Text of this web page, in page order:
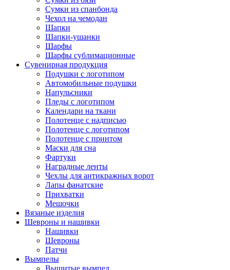
Сумки из спанбонда
Чехол на чемодан
Шапки
Шапки-ушанки
Шарфы
Шарфы сублимационные
Сувенирная продукция
Подушки с логотипом
Автомобильные подушки
Напульсники
Пледы с логотипом
Календари на ткани
Полотенце с надписью
Полотенце с логотипом
Полотенце с принтом
Маски для сна
Фартуки
Наградные ленты
Чехлы для антикражных ворот
Лапы фанатские
Прихватки
Мешочки
Вязаные изделия
Шевроны и нашивки
Нашивки
Шевроны
Патчи
Вымпелы
Вышитые вымпел